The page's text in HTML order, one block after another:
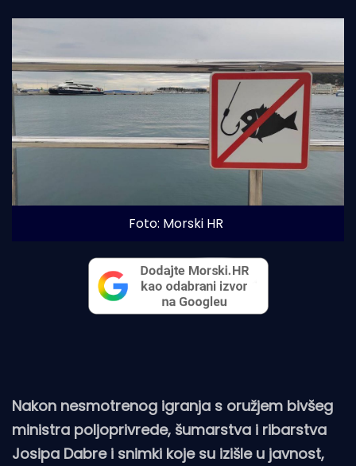
Foto: Morski HR
Nakon nesmotrenog igranja s oružjem bivšeg
ministra poljoprivrede, šumarstva i ribarstva
Josipa Dabre i snimki koje su izišle u javnost,